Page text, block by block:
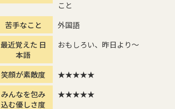
こと
苦手なこと
外国語
最近覚えた 日
本語
おもしろい、昨日より〜
笑顔が素敵度
★★★★★
みんなを包み
込む優しさ度
★★★★★